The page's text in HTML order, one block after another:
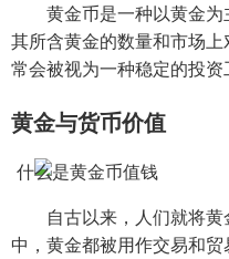
黄金币是一种以黄金
其所含黄金的数量和市场
常会被视为一种稳定的投资
黄金与货币价值
自古以来，人们就将
中，黄金都被用作交易和